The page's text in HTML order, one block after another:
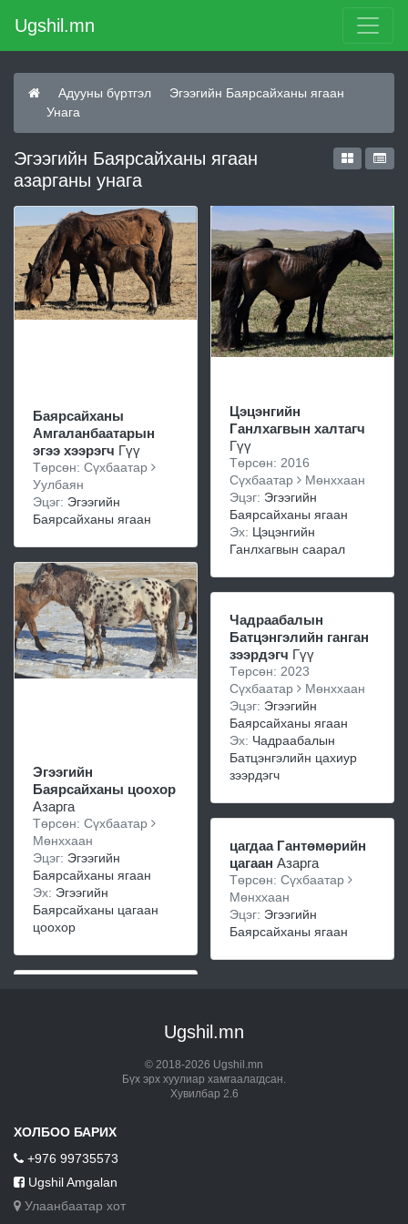
Ugshil.mn
Адууны бүртгэл
Эгээгийн Баярсайханы ягаан
Унага
Эгээгийн Баярсайханы ягаан
азарганы унага
Баярсайханы
Амгаланбаатарын
эгээ хээрэгч Гүү
Төрсөн: Сүхбаатар
Уулбаян
Эцэг: Эгээгийн
Баярсайханы ягаан
Эгээгийн
Баярсайханы цоохор
Азарга
Төрсөн: Сүхбаатар
Мөнххаан
Эцэг: Эгээгийн
Баярсайханы ягаан
Эх: Эгээгийн
Баярсайханы цагаан
цоохор
Цэцэнгийн
Ганлхагвын халтагч
Гүү
Төрсөн: 2016
Сүхбаатар
Мөнххаан
Эцэг: Эгээгийн
Баярсайханы ягаан
Эх: Цэцэнгийн
Ганлхагвын саарал
Чадраабалын
Батцэнгэлийн ганган
зээрдэгч Гүү
Төрсөн: 2023
Сүхбаатар
Мөнххаан
Эцэг: Эгээгийн
Баярсайханы ягаан
Эх: Чадраабалын
Батцэнгэлийн цахиур
зээрдэгч
цагдаа Гантөмөрийн
цагаан Азарга
Төрсөн: Сүхбаатар
Мөнххаан
Эцэг: Эгээгийн
Баярсайханы ягаан
Ugshil.mn
© 2018-2026 Ugshil.mn
Бүх эрх хуулиар хамгаалагдсан.
Хувилбар 2.6
ХОЛБОО БАРИХ
+976 99735573
Ugshil Amgalan
Улаанбаатар хот